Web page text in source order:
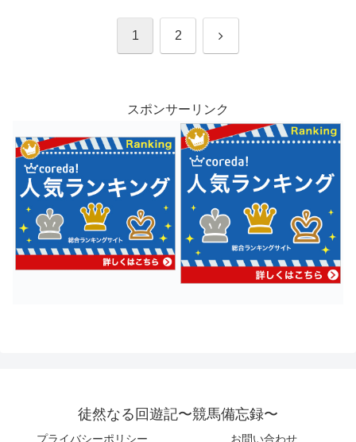
1 2 次
スポンサーリンク
徒然なる回遊記〜競馬備忘録〜
プライバシーポリシー お問い合わせ